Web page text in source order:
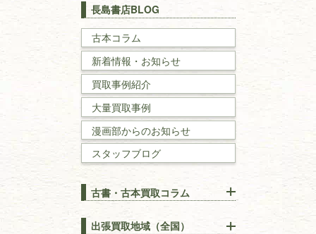
戦記・戦史
国文学・国語学
理工書
数学書・物理学書
建築書
漢方・鍼灸・東洋医学
易学・占い
長島書店BLOG
古本コラム
新着情報・お知らせ
買取事例紹介
大量買取事例
漫画部からのお知らせ
スタッフブログ
古書・古本買取コラム
【出張買取】古本の大量買取
りOK！効率的に売る方法
出張買取地域（全国）